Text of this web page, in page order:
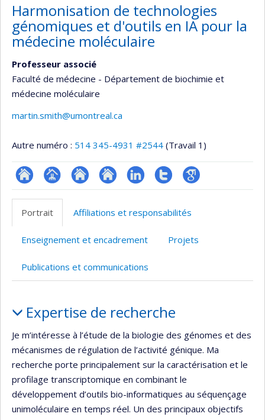
Harmonisation de technologies
génomiques et d'outils en IA pour la
médecine moléculaire
Professeur associé
Faculté de médecine - Département de biochimie et
médecine moléculaire
martin.smith@umontreal.ca
Autre numéro : 514 345-4931 #2544 (Travail 1)
ResearchGate
Page
professionnelle
(faculté,département,école)
Site
web
l’unité
recherche
Site
l’unité
recherche
LinkedInCompteGoogle
Portrait Affiliations et responsabilités
Enseignement et encadrement Projets
Publications et communications
Expertise de recherche
Je m’intéresse à l’étude de la biologie des génomes et des
mécanismes de régulation de l’activité génique. Ma
recherche porte principalement sur la caractérisation et le
profilage transcriptomique en combinant le
développement d’outils bio-informatiques au séquençage
unimoléculaire en temps réel. Un des principaux objectifs